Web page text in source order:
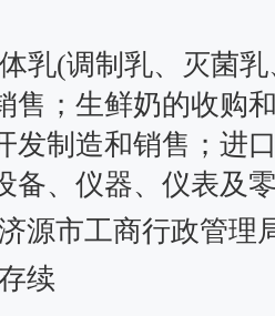
乳(调制乳、灭菌
售；生鲜奶的收购
发制造和销售；进
备、仪器、仪表及
源市工商行政管理
续